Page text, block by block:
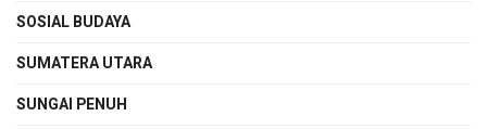
SOSIAL BUDAYA
SUMATERA UTARA
SUNGAI PENUH